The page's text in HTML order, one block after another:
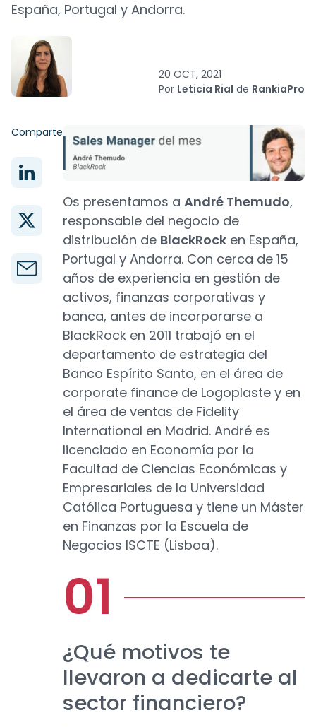
España, Portugal y Andorra.
20 OCT, 2021
Por Leticia Rial de RankiaPro
Comparte
Os presentamos a André Themudo,
responsable del negocio de
distribución de BlackRock en España,
Portugal y Andorra. Con cerca de 15
años de experiencia en gestión de
activos, finanzas corporativas y
banca, antes de incorporarse a
BlackRock en 2011 trabajó en el
departamento de estrategia del
Banco Espírito Santo, en el área de
corporate finance de Logoplaste y en
el área de ventas de Fidelity
International en Madrid. André es
licenciado en Economía por la
Facultad de Ciencias Económicas y
Empresariales de la Universidad
Católica Portuguesa y tiene un Máster
en Finanzas por la Escuela de
Negocios ISCTE (Lisboa).
¿Qué motivos te
llevaron a dedicarte al
sector financiero?